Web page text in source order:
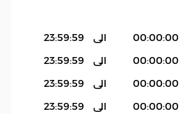
00:00:00 الى
23:59:59
00:00:00 الى
23:59:59
00:00:00 الى
23:59:59
00:00:00 الى
23:59:59